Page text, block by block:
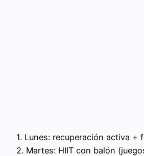
1. Lunes: recuperación activa +
2. Martes: HIIT con balón